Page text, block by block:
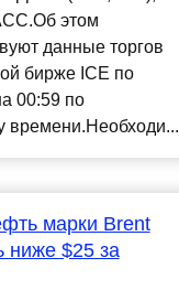
этом
данные торгов
бирже ICE по
00:59 по
времени.Необходи...
марки Brent
ниже $25 за